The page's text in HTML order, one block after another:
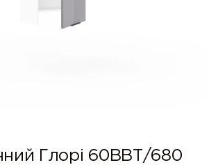
Глорі 60ВВТ/680